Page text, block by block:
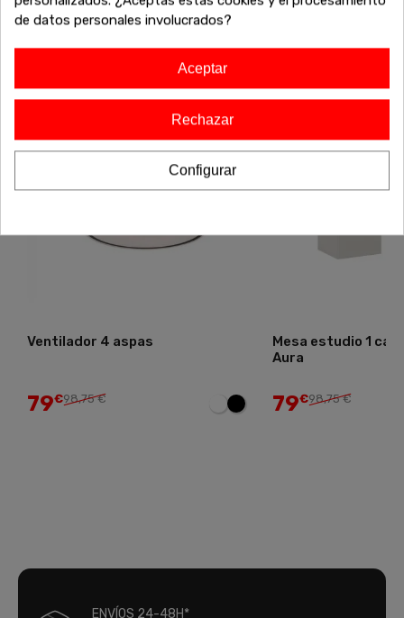
exclusivos antes de que se agoten!
Mesa estudio 1 cajon y 1 puerta
79€98,75 €
Cama compacta +
con cajonera
229€327,15 €
¡Liquichollo!
ENVÍOS 24-48H*
de datos personales involucrados?
Aceptar
Rechazar
Configurar